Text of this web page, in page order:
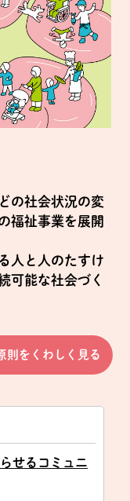
の社会状況の変
福祉事業を展開
人と人のたすけ
可能な社会づく
をくわしく見る
せるコミュニ